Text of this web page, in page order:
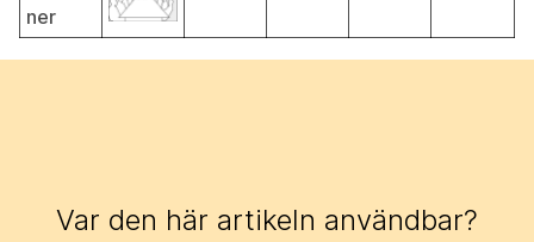
ner
Var den här artikeln användbar?